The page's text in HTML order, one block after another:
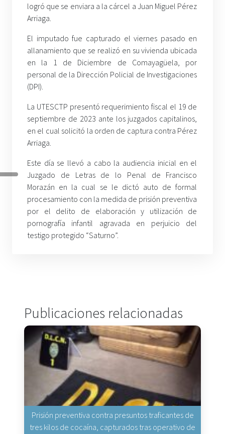
logró que se enviara a la cárcel a Juan Miguel Pérez
Arriaga.
El imputado fue capturado el viernes pasado en
allanamiento que se realizó en su vivienda ubicada
en la 1 de Diciembre de Comayagüela, por
personal de la Dirección Policial de Investigaciones
(DPI).
La UTESCTP presentó requerimiento fiscal el 19 de
septiembre de 2023 ante los juzgados capitalinos,
en el cual solicitó la orden de captura contra Pérez
Arriaga.
Este día se llevó a cabo la audiencia inicial en el
Juzgado de Letras de lo Penal de Francisco
Morazán en la cual se le dictó auto de formal
procesamiento con la medida de prisión preventiva
por el delito de elaboración y utilización de
pornografía infantil agravada en perjuicio del
testigo protegido “Saturno”.
Publicaciones relacionadas
Prisión preventiva contra presuntos traficantes de
tres kilos de cocaína, capturados tras operativo de